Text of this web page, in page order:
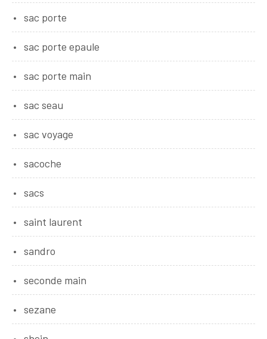
sac porte
sac porte epaule
sac porte main
sac seau
sac voyage
sacoche
sacs
saint laurent
sandro
seconde main
sezane